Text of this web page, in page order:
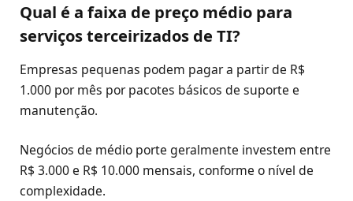
Qual é a faixa de preço médio para
serviços terceirizados de TI?
Empresas pequenas podem pagar a partir de R$
1.000 por mês por pacotes básicos de suporte e
manutenção.
Negócios de médio porte geralmente investem entre
R$ 3.000 e R$ 10.000 mensais, conforme o nível de
complexidade.